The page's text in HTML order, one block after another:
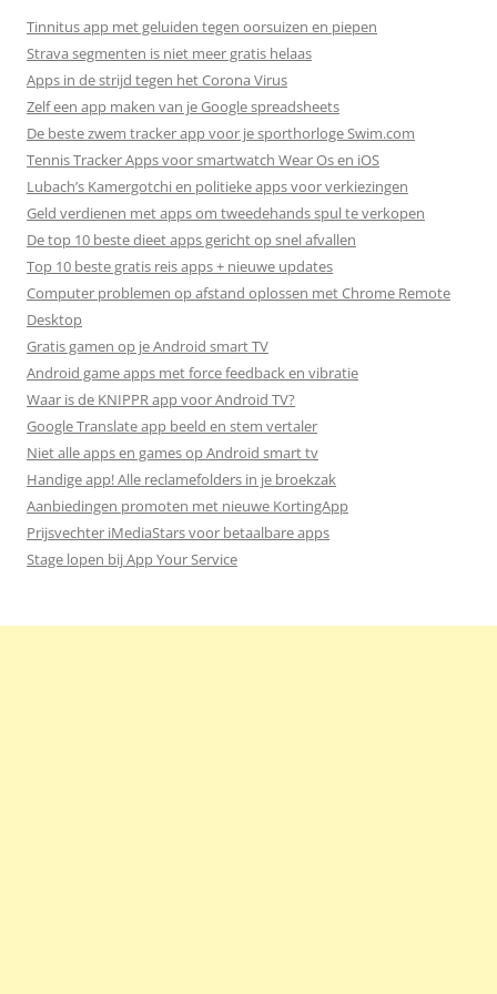
Tinnitus app met geluiden tegen oorsuizen en piepen
Strava segmenten is niet meer gratis helaas
Apps in de strijd tegen het Corona Virus
Zelf een app maken van je Google spreadsheets
De beste zwem tracker app voor je sporthorloge Swim.com
Tennis Tracker Apps voor smartwatch Wear Os en iOS
Lubach’s Kamergotchi en politieke apps voor verkiezingen
Geld verdienen met apps om tweedehands spul te verkopen
De top 10 beste dieet apps gericht op snel afvallen
Top 10 beste gratis reis apps + nieuwe updates
Computer problemen op afstand oplossen met Chrome Remote
Desktop
Gratis gamen op je Android smart TV
Android game apps met force feedback en vibratie
Waar is de KNIPPR app voor Android TV?
Google Translate app beeld en stem vertaler
Niet alle apps en games op Android smart tv
Handige app! Alle reclamefolders in je broekzak
Aanbiedingen promoten met nieuwe KortingApp
Prijsvechter iMediaStars voor betaalbare apps
Stage lopen bij App Your Service